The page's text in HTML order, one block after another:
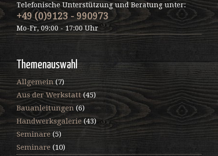
Telefonische Unterstützung und Beratung unter:
+49 (0)9123 - 990973
Mo-Fr, 09:00 - 17:00 Uhr
Themenauswahl
Allgemein(7)
Aus der Werkstatt(45)
Bauanleitungen(6)
Handwerksgalerie(43)
Seminare (5)
Seminare(10)